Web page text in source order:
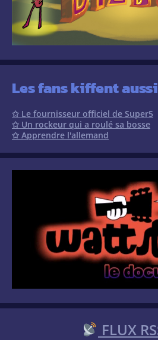
Les fans kiffent aussi
✩ Le fournisseur officiel de Super5
✩ Un rockeur qui a roulé sa bosse
✩ Apprendre l'allemand
FLUX